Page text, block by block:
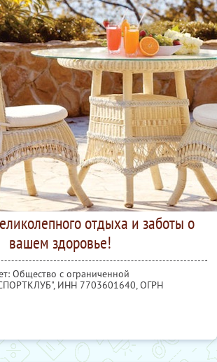
отдыха и заботы о
вашем здоровье!
Общество с ограниченной
ИНН 7703601640, ОГРН